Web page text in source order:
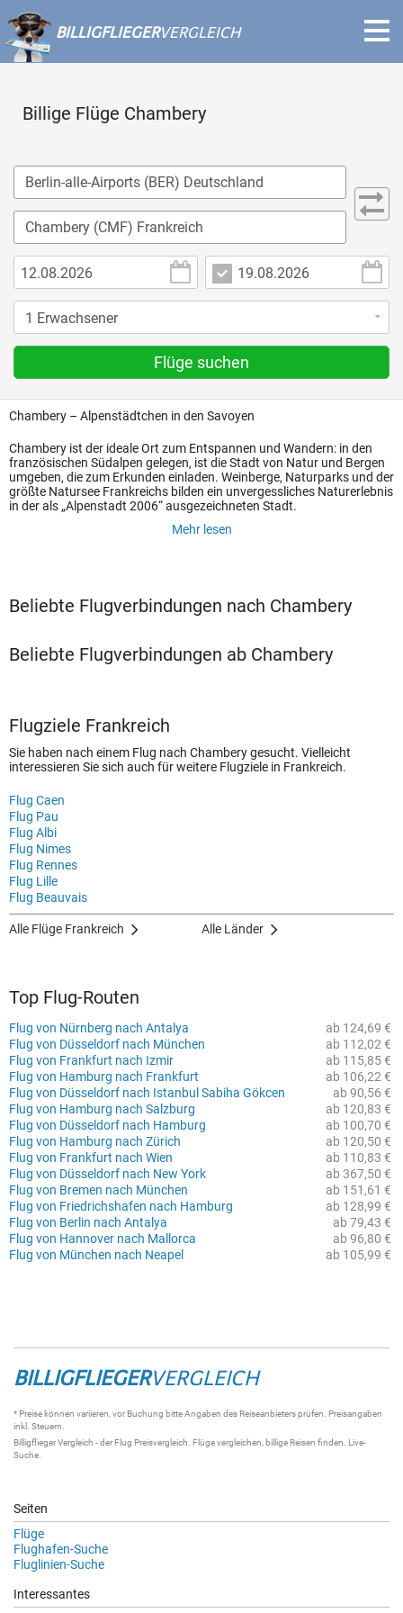
BILLIGFLIEGERVERGLEICH
Billige Flüge Chambery
Flüge suchen
Chambery – Alpenstädtchen in den Savoyen
Chambery ist der ideale Ort zum Entspannen und Wandern: in den
französischen Südalpen gelegen, ist die Stadt von Natur und Bergen
umgeben, die zum Erkunden einladen. Weinberge, Naturparks und der
größte Natursee Frankreichs bilden ein unvergessliches Naturerlebnis
in der als „Alpenstadt 2006“ ausgezeichneten Stadt.
Mehr lesen
Beliebte Flugverbindungen nach Chambery
Beliebte Flugverbindungen ab Chambery
Flugziele Frankreich
Sie haben nach einem Flug nach Chambery gesucht. Vielleicht
interessieren Sie sich auch für weitere Flugziele in Frankreich.
Flug Caen
Flug Pau
Flug Albi
Flug Nimes
Flug Rennes
Flug Lille
Flug Beauvais
Alle Flüge Frankreich Alle Länder
Top Flug-Routen
ab 124,69 €
Flug von Nürnberg nach Antalya
ab 112,02 €
Flug von Düsseldorf nach München
ab 115,85 €
Flug von Frankfurt nach Izmir
ab 106,22 €
Flug von Hamburg nach Frankfurt
ab 90,56 €
Flug von Düsseldorf nach Istanbul Sabiha Gökcen
ab 120,83 €
Flug von Hamburg nach Salzburg
ab 100,70 €
Flug von Düsseldorf nach Hamburg
ab 120,50 €
Flug von Hamburg nach Zürich
ab 110,83 €
Flug von Frankfurt nach Wien
ab 367,50 €
Flug von Düsseldorf nach New York
ab 151,61 €
Flug von Bremen nach München
ab 128,99 €
Flug von Friedrichshafen nach Hamburg
ab 79,43 €
Flug von Berlin nach Antalya
ab 96,80 €
Flug von Hannover nach Mallorca
ab 105,99 €
Flug von München nach Neapel
BILLIGFLIEGERVERGLEICH
* Preise können variieren, vor Buchung bitte Angaben des Reiseanbieters prüfen. Preisangaben
inkl. Steuern.
Billigflieger Vergleich - derFlug Preisvergleich Flüge vergleichen , billige Reisen finden. Live-
Suche
Seiten
Flüge
Flughafen-Suche
Fluglinien-Suche
Interessantes